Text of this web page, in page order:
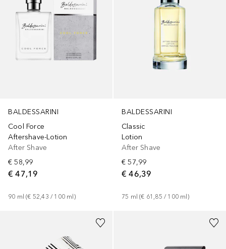
BALDESSARINI
Cool Force
Aftershave-Lotion
After Shave
€ 58,99
€ 47,19
90 ml (€ 52,43 / 100 ml )
BALDESSARINI
Classic
Lotion
After Shave
€ 57,99
€ 46,39
75 ml (€ 61,85 / 100 ml )